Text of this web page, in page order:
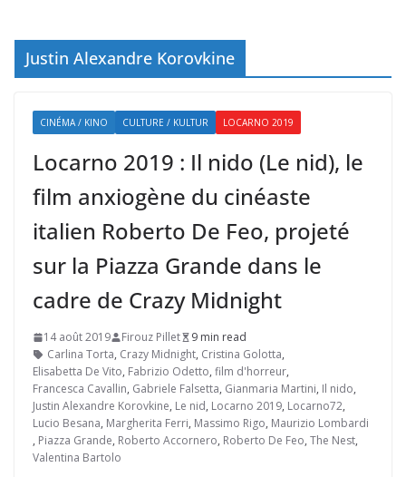
Justin Alexandre Korovkine
CINÉMA / KINO CULTURE / KULTUR LOCARNO 2019
Locarno 2019 : Il nido (Le nid), le
film anxiogène du cinéaste
italien Roberto De Feo, projeté
sur la Piazza Grande dans le
cadre de Crazy Midnight
14 août 2019 Firouz Pillet
9 min read
Carlina Torta, Crazy Midnight, Cristina Golotta,
Elisabetta De Vito, Fabrizio Odetto, film d'horreur,
Francesca Cavallin, Gabriele Falsetta, Gianmaria Martini, Il nido,
Justin Alexandre Korovkine, Le nid, Locarno 2019, Locarno72,
Lucio Besana, Margherita Ferri, Massimo Rigo, Maurizio Lombardi
, Piazza Grande, Roberto Accornero, Roberto De Feo, The Nest,
Valentina Bartolo